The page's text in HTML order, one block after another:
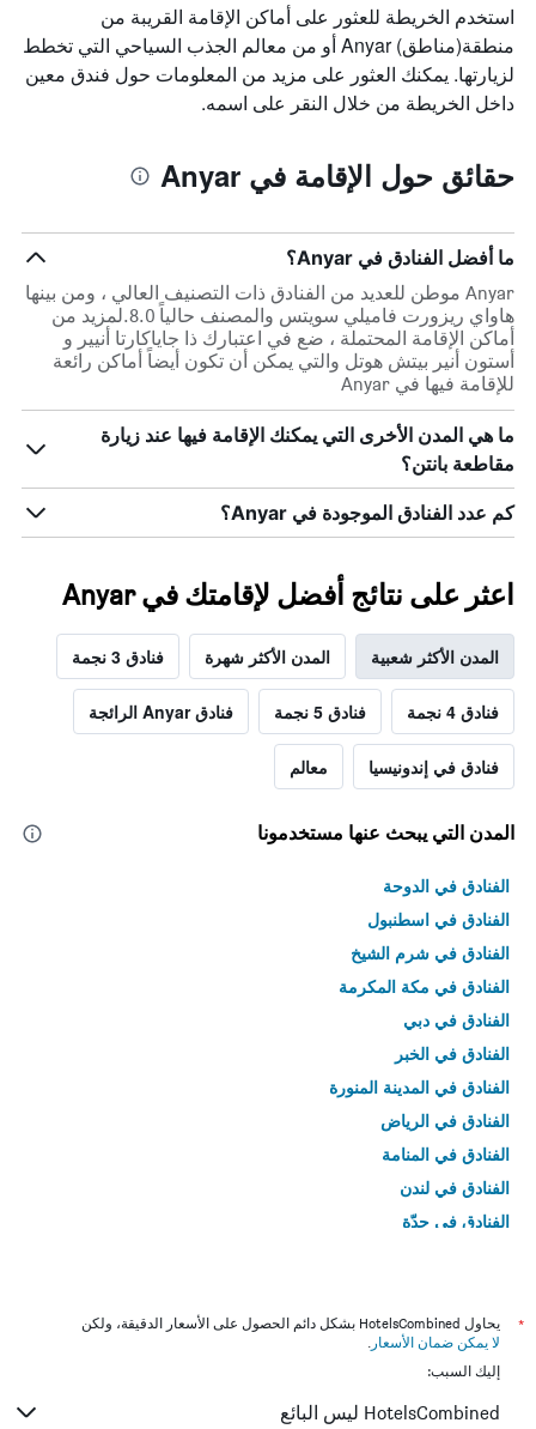
استخدم الخريطة للعثور على أماكن الإقامة القريبة من
منطقة(مناطق) Anyar أو من معالم الجذب السياحي التي تخطط
لزيارتها. يمكنك العثور على مزيد من المعلومات حول فندق معين
داخل الخريطة من خلال النقر على اسمه.
حقائق حول الإقامة في Anyar
ما أفضل الفنادق في Anyar؟
Anyar موطن للعديد من الفنادق ذات التصنيف العالي ، ومن بينها
هاواي ريزورت فاميلي سويتس والمصنف حالياً 8.0.لمزيد من
أماكن الإقامة المحتملة ، ضع في اعتبارك ذا جاياكارتا أنيير و
أستون أنير بيتش هوتل والتي يمكن أن تكون أيضاً أماكن رائعة
للإقامة فيها في Anyar
ما هي المدن الأخرى التي يمكنك الإقامة فيها عند زيارة
مقاطعة بانتن؟
كم عدد الفنادق الموجودة في Anyar؟
اعثر على نتائج أفضل لإقامتك في Anyar
المدن الأكثر شعبية المدن الأكثر شهرة فنادق 3 نجمة
فنادق 4 نجمة فنادق 5 نجمة فنادق Anyar الرائجة
فنادق في إندونيسيا معالم
المدن التي يبحث عنها مستخدمونا
الفنادق في الدوحة
الفنادق في اسطنبول
الفنادق في شرم الشيخ
الفنادق في مكة المكرمة
الفنادق في دبي
الفنادق في الخبر
الفنادق في المدينة المنورة
الفنادق في الرياض
الفنادق في المنامة
الفنادق في لندن
الفنادق في جدّة
*
يحاول HotelsCombined بشكل دائم الحصول على الأسعار الدقيقة، ولكن
لا يمكن ضمان الأسعار .
إليك السبب:
HotelsCombined ليس البائع